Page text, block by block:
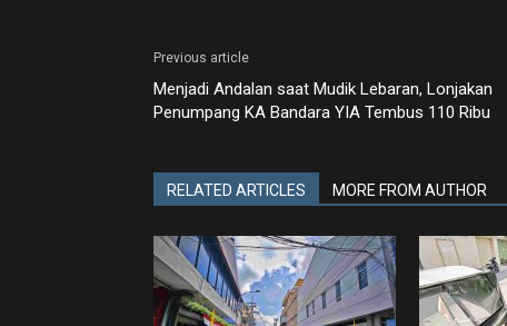
Previous article
Menjadi Andalan saat Mudik Lebaran, Lonjakan
Penumpang KA Bandara YIA Tembus 110 Ribu
RELATED ARTICLES MORE FROM AUTHOR